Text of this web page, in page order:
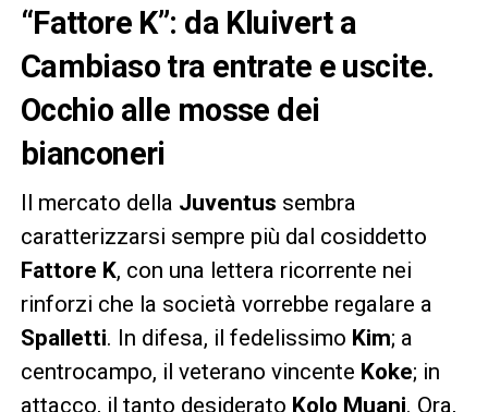
“Fattore K”: da Kluivert a
Cambiaso tra entrate e uscite.
Occhio alle mosse dei
bianconeri
Il mercato della Juventus sembra
caratterizzarsi sempre più dal cosiddetto
Fattore K, con una lettera ricorrente nei
rinforzi che la società vorrebbe regalare a
Spalletti. In difesa, il fedelissimo Kim; a
centrocampo, il veterano vincente Koke; in
attacco, il tanto desiderato Kolo Muani. Ora,